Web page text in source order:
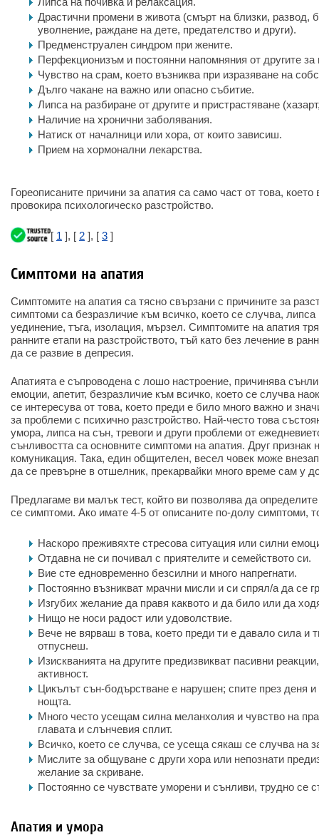
Драстични промени в живота (смърт на близки, развод,
уволнение, раждане на дете, предателство и други).
Предменструален синдром при жените.
Перфекционизъм и постоянни напомняния от другите
Чувство на срам, което възниква при изразяване на
Дълго чакане на важно или опасно събитие.
Липса на разбиране от другите и пристрастяване
Наличие на хронични заболявания.
Натиск от началници или хора, от които зависиш.
Прием на хормонални лекарства.
Гореописаните причини за апатия са само част от това,
провокира психологическо разстройство.
[ 1 ], [ 2 ], [ 3 ]
Симптоми на апатия
Симптомите на апатия са тясно свързани с причините за
симптоми са безразличие към всичко, което се случва,
уединение, тъга, изолация, мързел. Симптомите на апатия
ранните етапи на разстройството, тъй като без лечение в
да се развие в депресия.
Апатията е съпроводена с лошо настроение, причинява
емоции, апетит, безразличие към всичко, което се случва
се интересува от това, което преди е било много важно и
за проблеми с психично разстройство. Най-често това
умора, липса на сън, тревоги и други проблеми от
сънливостта са основните симптоми на апатия. Друг признак
комуникация. Така, един общителен, весел човек може
да се превърне в отшелник, прекарвайки много време сам у
Предлагаме ви малък тест, който ви позволява да
се симптоми. Ако имате 4-5 от описаните по-долу симптоми,
Наскоро преживяхте стресова ситуация или силни
Отдавна не си почивал с приятелите и семейството си.
Вие сте едновременно безсилни и много напрегнати.
Постоянно възникват мрачни мисли и си спрял/а да се
Изгубих желание да правя каквото и да било или да
Нищо не носи радост или удоволствие.
Вече не вярваш в това, което преди ти е давало сила и
отпуснеш.
Изискванията на другите предизвикват пасивни
активност.
Цикълът сън-бодърстване е нарушен; спите през деня
нощта.
Много често усещам силна меланхолия и чувство на
главата и слънчевия сплит.
Всичко, което се случва, се усеща сякаш се случва на
Мислите за общуване с други хора или непознати
желание за скриване.
Постоянно се чувствате уморени и сънливи, трудно се
Апатия и умора